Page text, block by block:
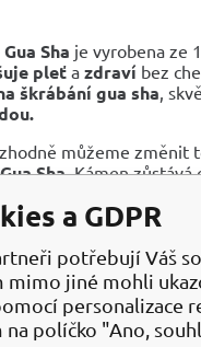
Gua Sha je vyrobena ze
pleť a zdraví bez
škrábání gua sha ,
můžeme změnit
Sha. Kámen zůstává
a tonizací
a vrásek
kruhy kolem očí
produkty, jako jsou
pro přirozený zdravý
a GDPR
potřebují Váš
mimo jiné mohli
personalizace
políčko "Ano,